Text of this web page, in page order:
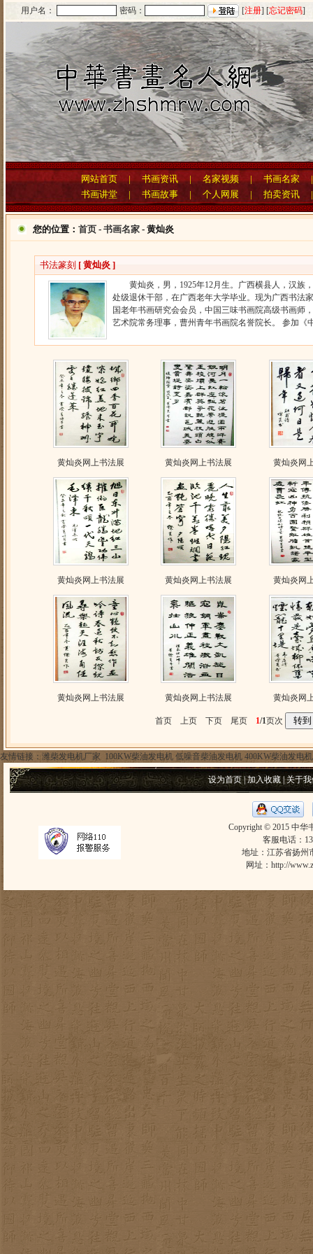
用户名： 密码： [注册] [忘记密码]
网站首页 |书画资讯 |名家视频 |书画名家
书画讲堂
| 书画故事 | 个人网展 | 拍卖资讯
您的位置： 首页 - 书画名家 - 黄灿炎
书法篆刻 [ 黄灿炎 ]
黄灿炎，男，1925年12月生。广西横县人，汉族
处级退休干部，在广西老年大学毕业。现为广西书法
国老年书画研究会会员，中国三味书画院高级书画师
艺术院常务理事，曹州青年书画院名誉院长。 参加《
黄灿炎网上书法展 黄灿炎网上书法展 黄灿炎网
黄灿炎网上书法展 黄灿炎网上书法展 黄灿炎网
黄灿炎网上书法展 黄灿炎网上书法展 黄灿炎网
首页 上页 下页 尾页 1/1页次
友情链接： 潍柴发电机厂家 100KW柴油发电机 低噪音柴油发电机 400KW柴油发电机
设为首页 | 加入收藏 关于
Copyright © 2015 中华
客服电话：
地址：江苏省扬州
网址： http://